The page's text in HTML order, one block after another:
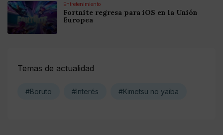
Entretenimiento
Fortnite regresa para iOS en la Unión
Europea
Temas de actualidad
#Boruto #Interés #Kimetsu no yaiba